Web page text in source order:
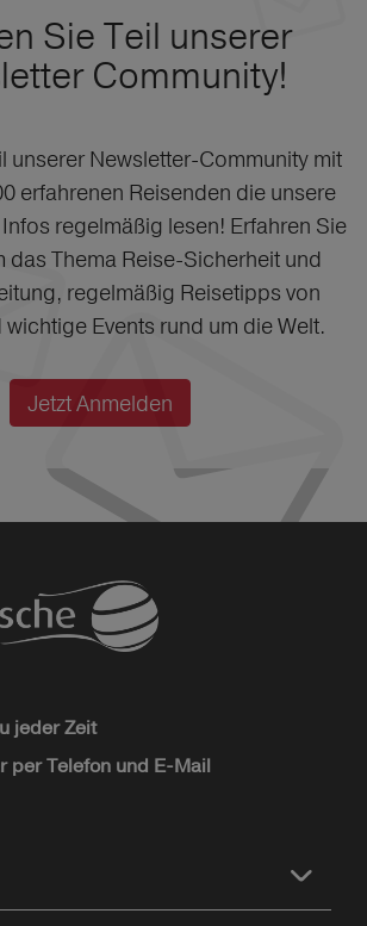
Sie Teil unserer
Community!
unserer Newsletter-Community mit
erfahrenen Reisenden die unsere
regelmäßig lesen! Erfahren Sie
das Thema Reise-Sicherheit und
regelmäßig Reisetipps von
wichtige Events rund um die Welt.
Jetzt Anmelden
jeder Zeit
per Telefon und E-Mail